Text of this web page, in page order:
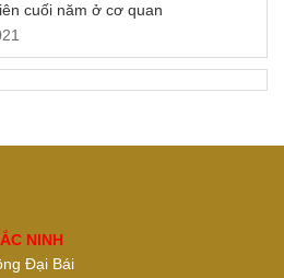
cuối năm ở cơ quan
NINH
Đại Bái